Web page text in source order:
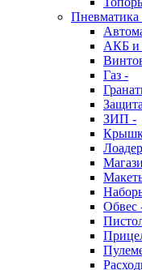
Пневматика
АКБ и
Газ -
ЗИП -
Обвес